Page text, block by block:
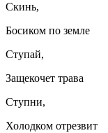
Скинь,
Босиком по земле
Ступай,
Защекочет трава
Ступни,
Холодком отрезвит